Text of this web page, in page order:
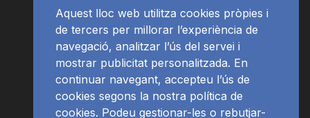
Aquest lloc web utilitza cookies pròpies i
de tercers per millorar l’experiència de
navegació, analitzar l’ús del servei i
mostrar publicitat personalitzada. En
continuar navegant, accepteu l’ús de
cookies segons la nostra política de
cookies. Podeu gestionar-les o rebutjar-